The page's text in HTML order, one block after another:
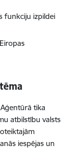
funkciju izpildei
tika
atbilstību valsts
iespējas un